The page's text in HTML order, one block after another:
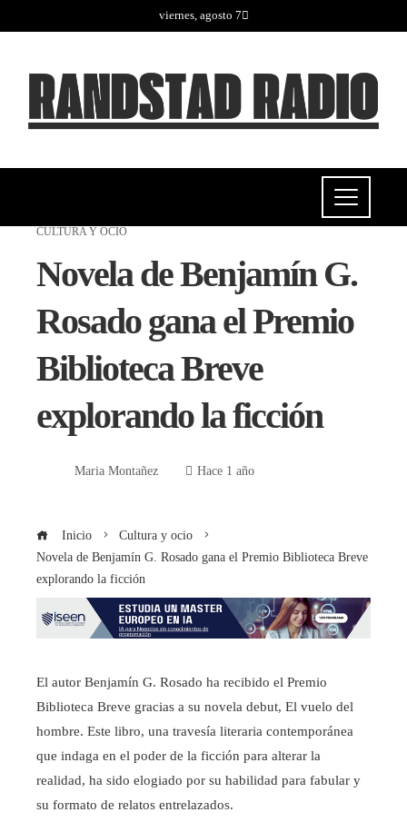
viernes, agosto 7
CULTURA Y OCIO
Novela de Benjamín G.
Rosado gana el Premio
Biblioteca Breve
explorando la ficción
Maria Montañez Hace 1 año
Inicio
Cultura y ocio
Novela de Benjamín G. Rosado gana el Premio Biblioteca Breve
explorando la ficción
El autor Benjamín G. Rosado ha recibido el Premio
Biblioteca Breve gracias a su novela debut, El vuelo del
hombre. Este libro, una travesía literaria contemporánea
que indaga en el poder de la ficción para alterar la
realidad, ha sido elogiado por su habilidad para fabular y
su formato de relatos entrelazados.